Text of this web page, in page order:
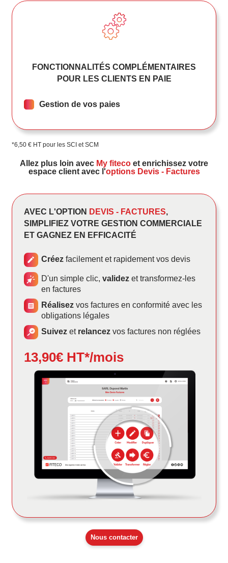
FONCTIONNALITÉS COMPLÉMENTAIRES
POUR LES CLIENTS EN PAIE
Gestion de vos paies
*6,50 € HT pour les SCI et SCM
Allez plus loin avec My fiteco et enrichissez votre
espace client avec l'options Devis - Factures
AVEC L'OPTION DEVIS - FACTURES,
SIMPLIFIEZ VOTRE GESTION COMMERCIALE
ET GAGNEZ EN EFFICACITÉ
Créez facilement et rapidement vos devis
D'un simple clic, validez et transformez-les
en factures
Réalisez vos factures en conformité avec les
obligations légales
Suivez et relancez vos factures non réglées
13,90€ HT*/mois
Nous contacter